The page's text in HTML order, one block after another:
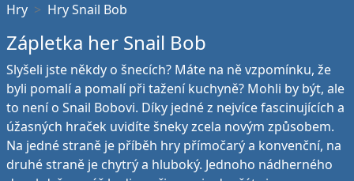
Hry Hry Snail Bob
Zápletka her Snail Bob
Slyšeli jste někdy o šnecích? Máte na ně vzpomínku, že
byli pomalí a pomalí při tažení kuchyně? Mohli by být, ale
to není o Snail Bobovi. Díky jedné z nejvíce fascinujících a
úžasných hraček uvidíte šneky zcela novým způsobem.
Na jedné straně je příběh hry přímočarý a konvenční, na
druhé straně je chytrý a hluboký. Jednoho nádherného